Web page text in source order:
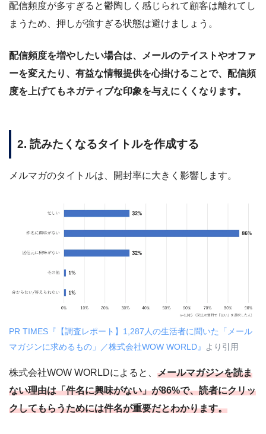
配信頻度が多すぎると鬱陶しく感じられて顧客は離れてし
まうため、押しが強すぎる状態は避けましょう。
配信頻度を増やしたい場合は、メールのテイストやオファ
ーを変えたり、有益な情報提供を心掛けることで、配信頻
度を上げてもネガティブな印象を与えにくくなります。
2. 読みたくなるタイトルを作成する
メルマガのタイトルは、開封率に大きく影響します。
PR TIMES『【調査レポート】1,287人の生活者に聞いた「メール
マガジンに求めるもの」／株式会社WOW WORLD』
より引用
株式会社WOW WORLDによると、 メールマガジンを読ま
ない理由は「件名に興味がない」が86%で、読者にクリッ
クしてもらうためには件名が重要だとわかります。